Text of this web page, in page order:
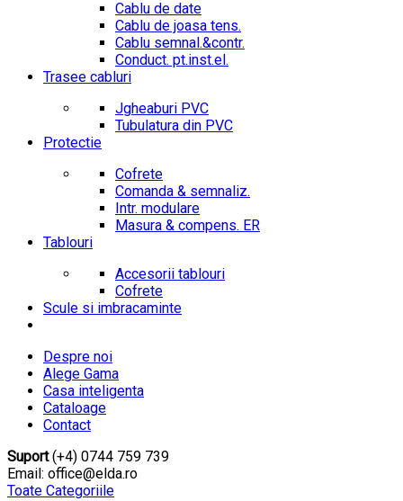
Cablu de date
Cablu de joasa tens.
Cablu semnal.&contr.
Conduct. pt.inst.el.
Trasee cabluri
Jgheaburi PVC
Tubulatura din PVC
Protectie
Cofrete
Comanda & semnaliz.
Intr. modulare
Masura & compens. ER
Tablouri
Accesorii tablouri
Cofrete
Scule si imbracaminte
Despre noi
Alege Gama
Casa inteligenta
Cataloage
Contact
Suport(+4) 0744 759 739
Email: office@elda.ro
Toate Categoriile